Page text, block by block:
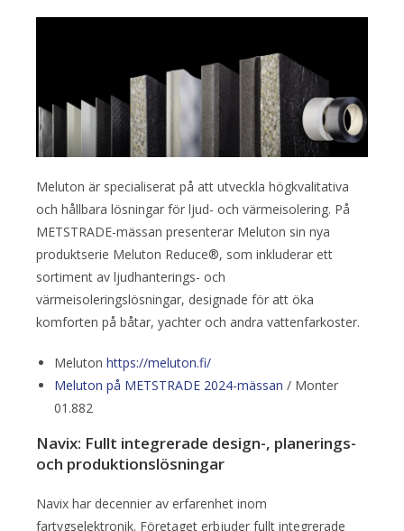
Meluton är specialiserat på att utveckla högkvalitativa
och hållbara lösningar för ljud- och värmeisolering. På
METSTRADE-mässan presenterar Meluton sin nya
produktserie Meluton Reduce®, som inkluderar ett
sortiment av ljudhanterings- och
värmeisoleringslösningar, designade för att öka
komforten på båtar, yachter och andra vattenfarkoster.
Meluton https://meluton.fi/
Meluton på METSTRADE 2024-mässan / Monter
01.882
Navix: Fullt integrerade design-, planerings-
och produktionslösningar
Navix har decennier av erfarenhet inom
fartygselektronik. Företaget erbjuder fullt integrerade